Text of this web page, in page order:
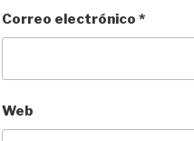
Correo electrónico *
Web